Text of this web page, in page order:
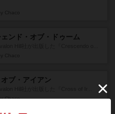
ンド・オブ・ドゥーム
ブ・アイアン
Chaco